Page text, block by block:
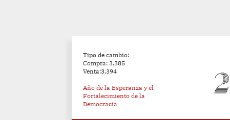
Tipo de cambio:
Compra: 3.385
Venta:3.394
Año de la Esperanza y el
Fortalecimiento de la
Democracia